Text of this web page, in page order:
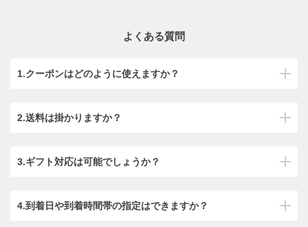
よくある質問
1.クーポンはどのように使えますか？
2.送料は掛かりますか？
3.ギフト対応は可能でしょうか？
4.到着日や到着時間帯の指定はできますか？